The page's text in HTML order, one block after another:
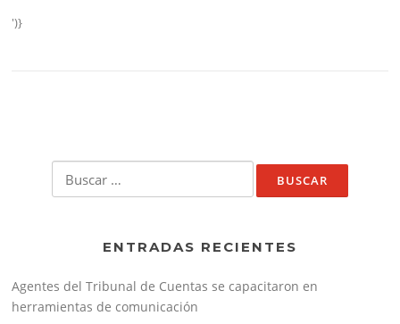
')}
ENTRADAS RECIENTES
Agentes del Tribunal de Cuentas se capacitaron en
herramientas de comunicación